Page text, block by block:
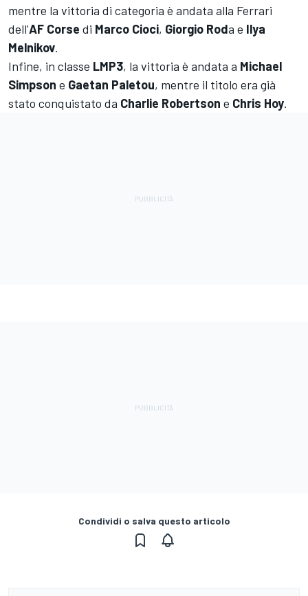
mentre la vittoria di categoria è andata alla Ferrari
dell'AF Corse di Marco Cioci, Giorgio Roda e Ilya
Melnikov.
Infine, in classe LMP3, la vittoria è andata a Michael
Simpson e Gaetan Paletou, mentre il titolo era già
stato conquistato da Charlie Robertson e Chris Hoy.
Condividi o salva questo articolo